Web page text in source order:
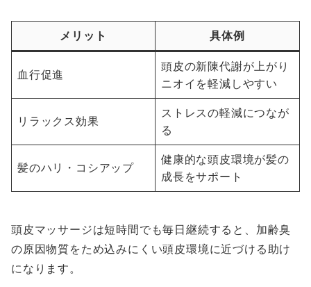
メリット 具体例
血行促進
頭皮の新陳代謝が上がり
ニオイを軽減しやすい
リラックス効果
ストレスの軽減につなが
る
髪のハリ・コシアップ
健康的な頭皮環境が髪の
成長をサポート
頭皮マッサージは短時間でも毎日継続すると、加齢臭
の原因物質をため込みにくい頭皮環境に近づける助け
になります。